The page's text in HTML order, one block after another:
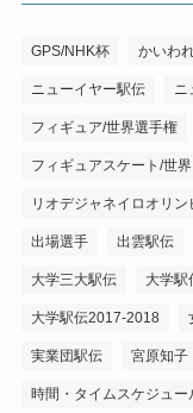
GPS/NHK杯 かいわ
ニューイヤー駅伝 ニ
フィギュア/世界選手権
フィギュアスケート/世
リオデジャネイロオリ
出場選手 出雲駅伝
大学三大駅伝 大学駅
大学駅伝2017-2018
実業団駅伝 宮原知子
時間・タイムスケジュー